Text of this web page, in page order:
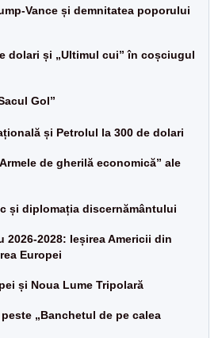
Vance și demnitatea poporului
dolari și „Ultimul cui” în coșciugul
Gol”
și Petrolul la 300 de dolari
de gherilă economică” ale
și diplomația discernământului
2026-2028: Ieșirea Americii din
Europei
și Noua Lume Tripolară
„Banchetul de pe calea